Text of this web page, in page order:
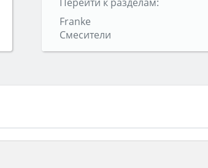
Перейти к разделам:
Franke
Смесители